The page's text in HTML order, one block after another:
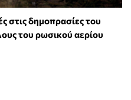
στις δημοπρασίες του
του ρωσικού αερίου